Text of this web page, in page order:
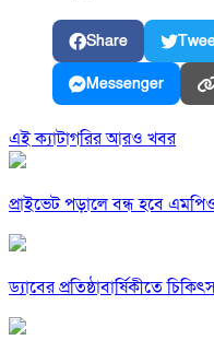
Share
Messenger
এই ক্যাটাগরির আরও খবর
প্রাইভেট পড়ালে বন্ধ হবে
ড্যাবের প্রতিষ্ঠাবার্ষিকীতে